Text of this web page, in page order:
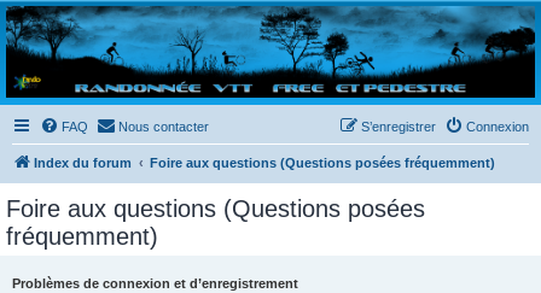
Randovttfree.fr
Bienvenue sur le site des randos vtt et pédestre de Bretagne . Bonne navigation sur le site
et bonnes randos dans l'Ouest !
FAQ Nous contacter Connexion
S’enregistrer
Index du forum Foire aux questions (Questions posées fréquemment)
Foire aux questions (Questions posées
fréquemment)
Problèmes de connexion et d’enregistrement